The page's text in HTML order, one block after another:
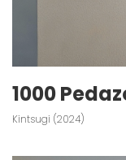
1000
Kintsugi (2024)